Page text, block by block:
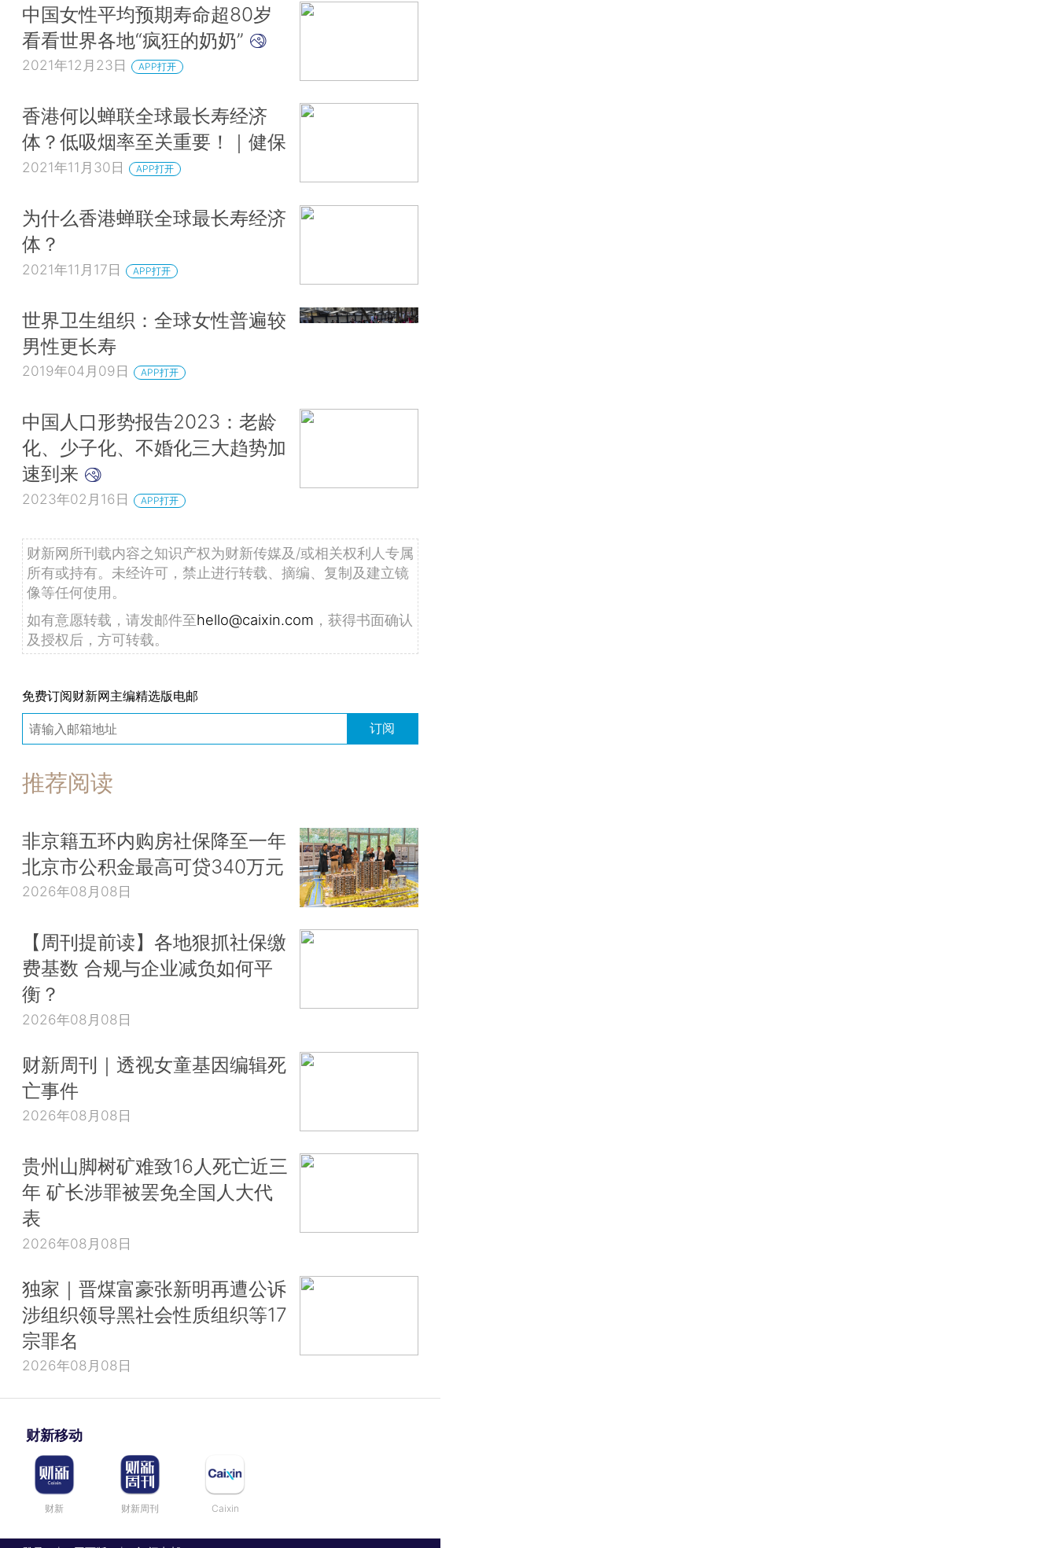
中国女性平均预期寿命超80岁
看看世界各地“疯狂的奶奶”
2021年12月23日 APP打开
香港何以蝉联全球最长寿经济
体？低吸烟率至关重要！｜健保
2021年11月30日 APP打开
为什么香港蝉联全球最长寿经济
体？
2021年11月17日 APP打开
世界卫生组织：全球女性普遍较
男性更长寿
2019年04月09日 APP打开
中国人口形势报告2023：老龄
化、少子化、不婚化三大趋势加
速到来
2023年02月16日 APP打开
财新网所刊载内容之知识产权为财新传媒及/或相关权利人专属
所有或持有。未经许可，禁止进行转载、摘编、复制及建立镜
像等任何使用。
如有意愿转载，请发邮件至hello@caixin.com ，获得书面确认
及授权后，方可转载。
免费订阅财新网主编精选版电邮
订阅
推荐阅读
非京籍五环内购房社保降至一年
北京市公积金最高可贷340万元
2026年08月08日
【周刊提前读】各地狠抓社保缴
费基数 合规与企业减负如何平
衡？
2026年08月08日
财新周刊｜透视女童基因编辑死
亡事件
2026年08月08日
贵州山脚树矿难致16人死亡近三
年 矿长涉罪被罢免全国人大代
表
2026年08月08日
独家｜晋煤富豪张新明再遭公诉
涉组织领导黑社会性质组织等17
宗罪名
2026年08月08日
财新移动
财新 财新周刊 Caixin